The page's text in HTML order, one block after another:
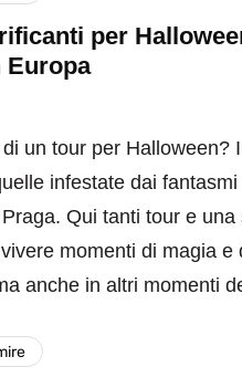
per
Europa
un tour per Halloween?
infestate dai
Qui tanti tour e
momenti di magia
anche in altri momenti